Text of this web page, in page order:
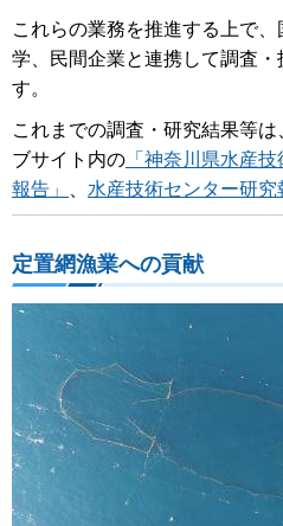
これらの業務を推進する上で
学、民間企業と連携して調査・
す。
これまでの調査・研究結果等
ブサイト内の 「神奈川県水産
報告」
水産技術センター研究
定置網漁業への貢献